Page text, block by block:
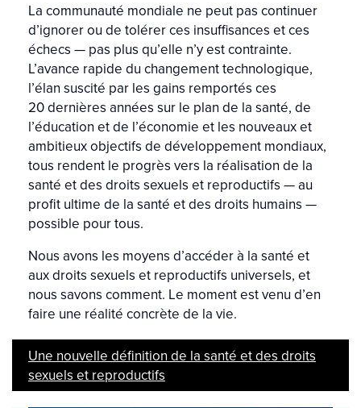
La communauté mondiale ne peut pas continuer
d’ignorer ou de tolérer ces insuffisances et ces
échecs — pas plus qu’elle n’y est contrainte.
L’avance rapide du changement technologique,
l’élan suscité par les gains remportés ces
20 dernières années sur le plan de la santé, de
l’éducation et de l’économie et les nouveaux et
ambitieux objectifs de développement mondiaux,
tous rendent le progrès vers la réalisation de la
santé et des droits sexuels et reproductifs — au
profit ultime de la santé et des droits humains —
possible pour tous.
Nous avons les moyens d’accéder à la santé et
aux droits sexuels et reproductifs universels, et
nous savons comment. Le moment est venu d’en
faire une réalité concrète de la vie.
Une nouvelle définition de la santé et des droits
sexuels et reproductifs